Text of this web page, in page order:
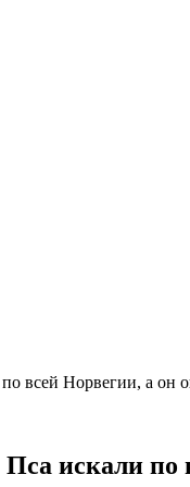
всей Норвегии, а он
искали